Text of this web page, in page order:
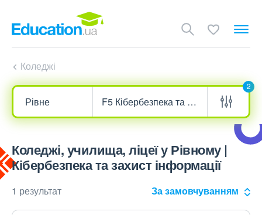
Коледжі
2
Коледжі, училища, ліцеї у Рівному |
Кібербезпека та захист інформації
1 результат За замовчуванням